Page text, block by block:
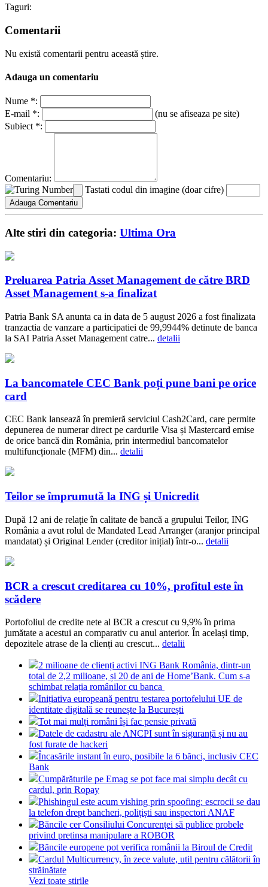
Taguri:
Comentarii
Nu există comentarii pentru această știre.
Adauga un comentariu
Nume *:
E-mail *:
(nu se afiseaza pe site)
Subiect *:
Comentariu:
Tastati codul din imagine (doar cifre)
Alte stiri din categoria: Ultima Ora
Preluarea Patria Asset Management de către BRD
Asset Management s-a finalizat
Patria Bank SA anunta ca in data de 5 august 2026 a fost finalizata
tranzactia de vanzare a participatiei de 99,9944% detinute de banca
la SAI Patria Asset Management catre... detalii
La bancomatele CEC Bank poți pune bani pe orice
card
CEC Bank lansează în premieră serviciul Cash2Card, care permite
depunerea de numerar direct pe cardurile Visa și Mastercard emise
de orice bancă din România, prin intermediul bancomatelor
multifuncționale (MFM) din... detalii
Teilor se împrumută la ING și Unicredit
După 12 ani de relație în calitate de bancă a grupului Teilor, ING
România a avut rolul de Mandated Lead Arranger (aranjor principal
mandatat) și Original Lender (creditor inițial) într-o... detalii
BCR a crescut creditarea cu 10%, profitul este în
scădere
Portofoliul de credite nete al BCR a crescut cu 9,9% în prima
jumătate a acestui an comparativ cu anul anterior. În același timp,
depozitele atrase de la clienți au crescut... detalii
2 milioane de clienți activi ING Bank România, dintr-un
total de 2,2 milioane, și 20 de ani de Home’Bank. Cum s-a
schimbat relația românilor cu banca
Inițiativa europeană pentru testarea portofelului UE de
identitate digitală se reunește la București
Tot mai mulți români își fac pensie privată
Datele de cadastru ale ANCPI sunt în siguranță și nu au
fost furate de hackeri
Încasările instant în euro, posibile la 6 bănci, inclusiv CEC
Bank
Cumpărăturile pe Emag se pot face mai simplu decât cu
cardul, prin Ropay
Phishingul este acum vishing prin spoofing: escrocii se dau
la telefon drept bancheri, polițiști sau inspectori ANAF
Băncile cer Consiliului Concurenței să publice probele
privind pretinsa manipulare a ROBOR
Băncile europene pot verifica românii la Biroul de Credit
Cardul Multicurrency, în zece valute, util pentru călătorii în
străinătate
Vezi toate stirile